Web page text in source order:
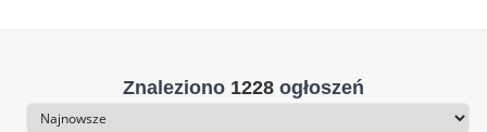
Znaleziono 1228 ogłoszeń